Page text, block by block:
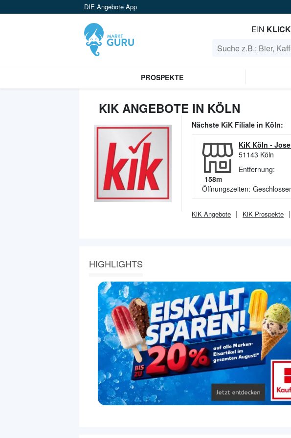
DIE Angebote App
EIN KLICK
PROSPEKTE
KIK ANGEBOTE IN KÖLN
Nächste KiK Filiale in Köln:
KiK Köln -
51143 Köln
Entfernung:
158m
Öffnungszeiten:
KiK Angebote KiK Prospekte
HIGHLIGHTS